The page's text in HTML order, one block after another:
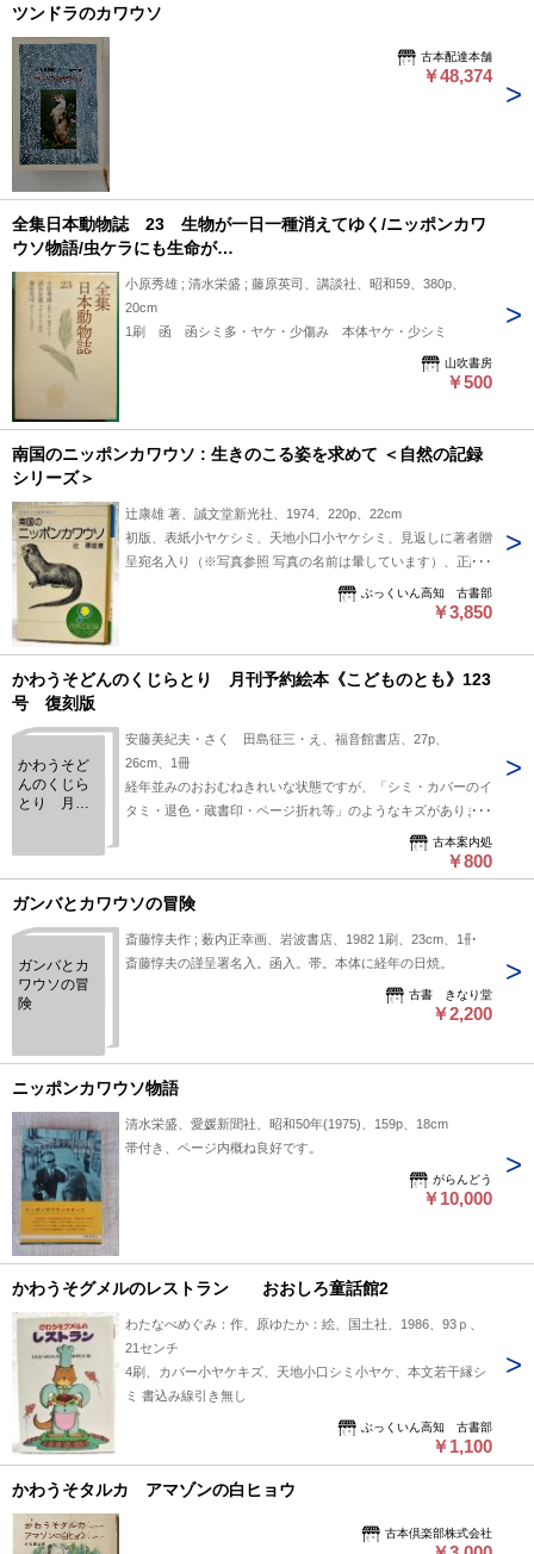
ツンドラのカワウソ
古本配達本舗
￥48,374
全集日本動物誌 23 生物が一日一種消えてゆく/ニッポンカワ
ウソ物語/虫ケラにも生命が…
小原秀雄 ; 清水栄盛 ; 藤原英司、講談社、昭和59、380p、
20cm
1刷 函 函シミ多・ヤケ・少傷み 本体ヤケ・少シミ
山吹書房
￥500
南国のニッポンカワウソ : 生きのこる姿を求めて ＜自然の記録
シリーズ＞
辻康雄 著、誠文堂新光社、1974、220p、22cm
初版、表紙小ヤケシミ、天地小口小ヤケシミ、見返しに著者贈
呈宛名入り（※写真参照 写真の名前は暈しています）、正誤
表有り、本文小ヤケ 書き込み線引き無し
ぶっくいん高知 古書部
￥3,850
かわうそどんのくじらとり 月刊予約絵本《こどものとも》123
号 復刻版
かわうそど
んのくじら
とり 月刊
とも》123
号 復刻版
安藤美紀夫・さく 田島征三・え、福音館書店、27p、
26cm、1冊
経年並みのおおむねきれいな状態ですが、「シミ・カバーのイ
タミ・退色・蔵書印・ページ折れ等」のようなキズがありま
古本案内処
￥800
ガンバとカワウソの冒険
ガンバとカ
ワウソの冒
険
斎藤惇夫作 ; 薮内正幸画、岩波書店、1982 1刷、23cm、1冊
斎藤惇夫の謹呈署名入。函入。帯。本体に経年の日焼。
古書 きなり堂
￥2,200
ニッポンカワウソ物語
清水栄盛、愛媛新聞社、昭和50年(1975)、159p、18cm
帯付き、ページ内概ね良好です。
がらんどう
￥10,000
かわうそグメルのレストラン おおしろ童話館2
わたなべめぐみ：作、原ゆたか：絵、国土社、1986、93ｐ、
21センチ
4刷、カバー小ヤケキズ、天地小口シミ小ヤケ、本文若干縁シ
ミ 書込み線引き無し
ぶっくいん高知 古書部
￥1,100
かわうそタルカ アマゾンの白ヒョウ
古本倶楽部株式会社